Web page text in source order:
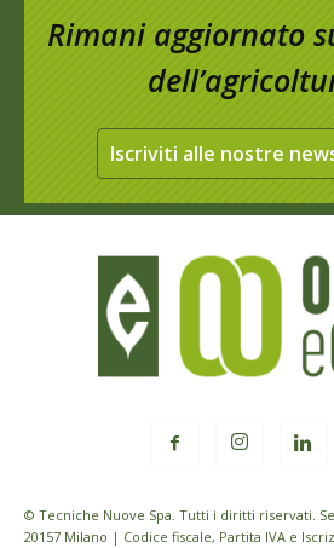
Rimani aggiornato
Iscriviti alle nostre
© Tecniche Nuove Spa. Tutti i diritti riservati.
20157 Milano | Codice fiscale, Partita IVA e